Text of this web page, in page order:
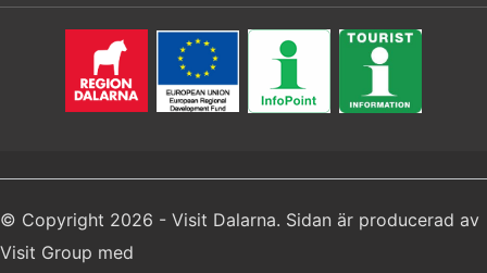
© Copyright 2026 - Visit Dalarna. Sidan är producerad av
Visit Group med